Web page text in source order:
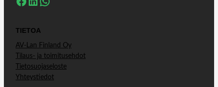
TIETOA
AV-Lan Finland Oy
Tilaus- ja toimitusehdot
Tietosuojaseloste
Yhteystiedot